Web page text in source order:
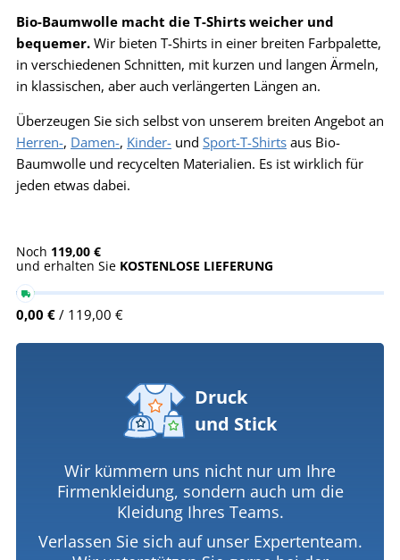
Bio-Baumwolle macht die T-Shirts weicher und
bequemer. Wir bieten T-Shirts in einer breiten Farbpalette,
in verschiedenen Schnitten, mit kurzen und langen Ärmeln,
in klassischen, aber auch verlängerten Längen an.
Überzeugen Sie sich selbst von unserem breiten Angebot an
Herren-, Damen-, Kinder- und Sport-T-Shirts aus Bio-
Baumwolle und recycelten Materialien. Es ist wirklich für
jeden etwas dabei.
Noch 119,00 €
und erhalten Sie KOSTENLOSE LIEFERUNG
0,00 € / 119,00 €
Druck
und Stick
Wir kümmern uns nicht nur um Ihre
Firmenkleidung, sondern auch um die
Kleidung Ihres Teams.
Verlassen Sie sich auf unser Expertenteam.